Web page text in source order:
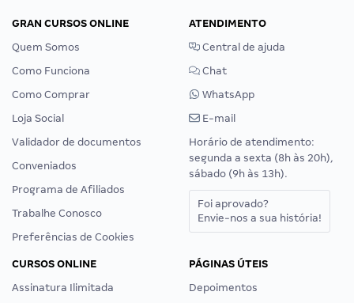
GRAN CURSOS ONLINE
Quem Somos
Como Funciona
Como Comprar
Loja Social
Validador de documentos
Conveniados
Programa de Afiliados
Trabalhe Conosco
Preferências de Cookies
ATENDIMENTO
Central de ajuda
Chat
WhatsApp
E-mail
Horário de atendimento:
segunda a sexta (8h às 20h),
sábado (9h às 13h).
Foi aprovado?
Envie-nos a sua história!
CURSOS ONLINE
Assinatura Ilimitada
PÁGINAS ÚTEIS
Depoimentos